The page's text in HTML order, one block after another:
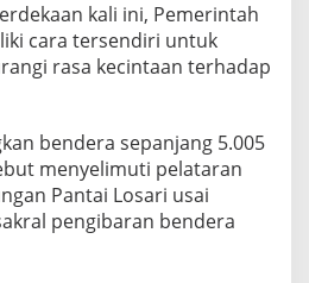
kali ini, Pemerintah
cara tersendiri untuk
rasa kecintaan terhadap
bendera sepanjang 5.005
menyelimuti pelataran
Pantai Losari usai
pengibaran bendera